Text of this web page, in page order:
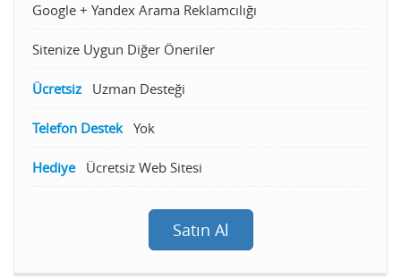
Google + Yandex Arama Reklamcılığı
Sitenize Uygun Diğer Öneriler
Ücretsiz Uzman Desteği
Telefon Destek Yok
Hediye Ücretsiz Web Sitesi
Satın Al